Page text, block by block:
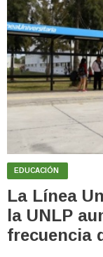
EDUCACIÓN
La Línea
la UNLP
frecuencia